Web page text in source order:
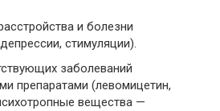
и болезни
стимуляции).
заболеваний
препаратами (левомицетин,
вещества —